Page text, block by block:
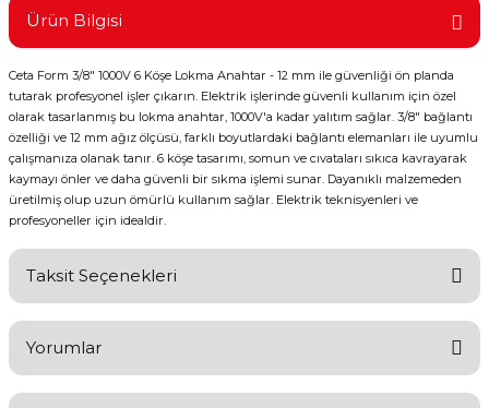
Ürün Bilgisi
Ceta Form 3/8" 1000V 6 Köşe Lokma Anahtar - 12 mm ile güvenliği ön planda
tutarak profesyonel işler çıkarın. Elektrik işlerinde güvenli kullanım için özel
olarak tasarlanmış bu lokma anahtar, 1000V'a kadar yalıtım sağlar. 3/8" bağlantı
özelliği ve 12 mm ağız ölçüsü, farklı boyutlardaki bağlantı elemanları ile uyumlu
çalışmanıza olanak tanır. 6 köşe tasarımı, somun ve cıvataları sıkıca kavrayarak
kaymayı önler ve daha güvenli bir sıkma işlemi sunar. Dayanıklı malzemeden
üretilmiş olup uzun ömürlü kullanım sağlar. Elektrik teknisyenleri ve
profesyoneller için idealdir.
Taksit Seçenekleri
Yorumlar